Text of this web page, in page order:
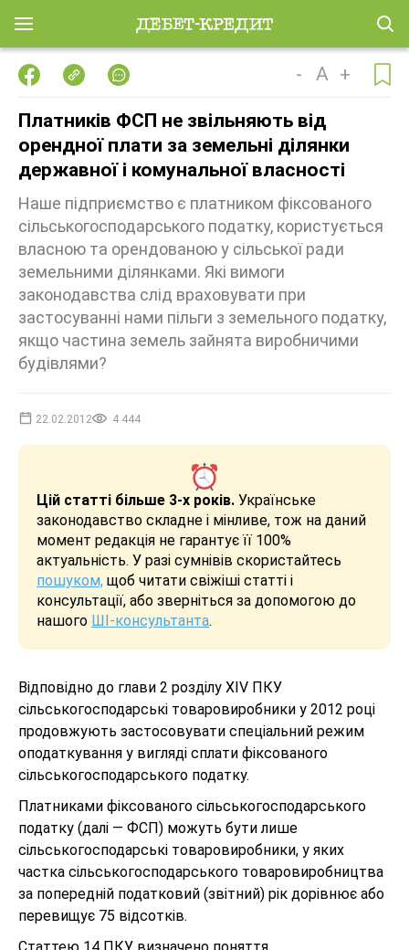
- A +
Платників ФСП не звільняють від
орендної плати за земельні ділянки
державної і комунальної власності
Наше підприємство є платником фіксованого
сільськогосподарського податку, користується
власною та орендованою у сільської ради
земельними ділянками. Які вимоги
законодавства слід враховувати при
застосуванні нами пільги з земельного податку,
якщо частина земель зайнята виробничими
будівлями?
22.02.2012 4 444
Цій статті більше 3-х років. Українське
законодавство складне і мінливе, тож на даний
момент редакція не гарантує її 100%
актуальність. У разі сумнівів скористайтесь
пошуком, щоб читати свіжіші статті і
консультації, або зверніться за допомогою до
нашого ШІ-консультанта.
Відповідно до глави 2 розділу XIV ПКУ
сільськогосподарські товаровиробники у 2012 році
продовжують застосовувати спеціальний режим
оподаткування у вигляді сплати фіксованого
сільськогосподарського податку.
Платниками фіксованого сільськогосподарського
податку (далі — ФСП) можуть бути лише
сільськогосподарські товаровиробники, у яких
частка сільськогосподарського товаровиробництва
за попередній податковий (звітний) рік дорівнює або
перевищує 75 відсотків.